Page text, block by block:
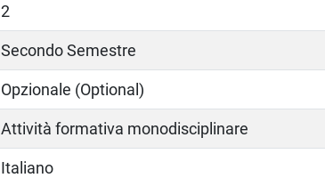
2
Secondo Semestre
Opzionale (Optional)
Attività formativa monodisciplinare
Italiano